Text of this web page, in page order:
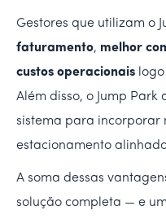
Gestores que utilizam o
faturamento, melhor
custos operacionais
Além disso, o Jump
sistema para incorporar
estacionamento
A soma dessas
solução completa — e